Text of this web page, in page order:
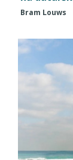
Bram Louws